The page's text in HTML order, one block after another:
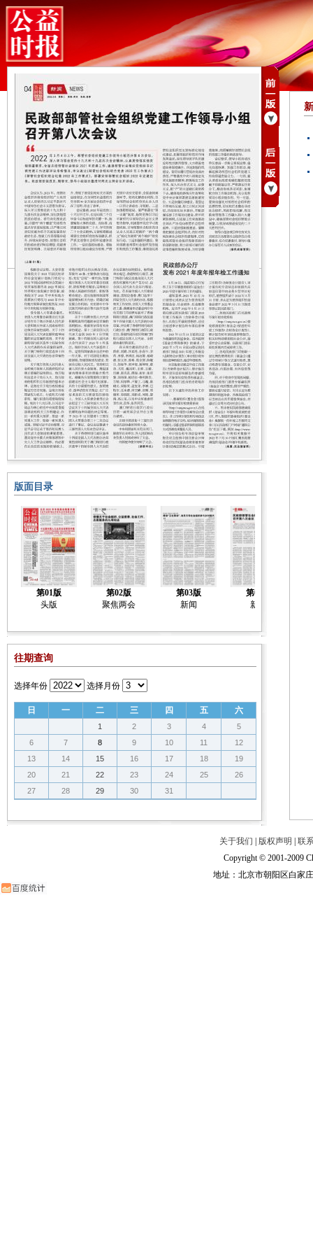
版面目录
第01版
头版
第02版
聚焦两会
第03版
新闻
第04版
新闻
往期查询
选择年份 选择月份
日 一 二 三 四 五 六
1 2 3 4
5
6
7 8 9 10 11
12
13
14 15 16 17 18
19
20
21 22 23 24 25
26
27
28 29 30 31
关于我们 版权声明
联
Copyright © 2001-2009
地址：北京市朝阳区白家